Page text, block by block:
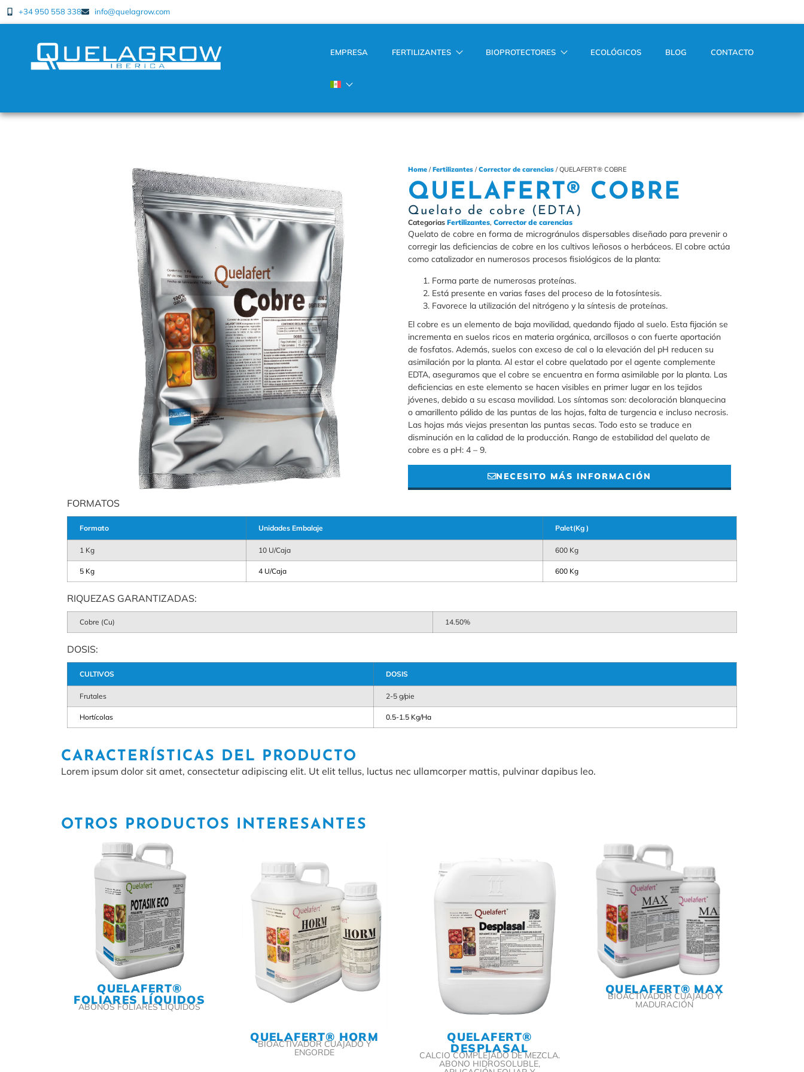
+34 950 558 338 info@quelagrow.com
EMPRESA FERTILIZANTES BIOPROTECTORES ECOLÓGICOS BLOG CONTACTO
Home /Fertilizantes /Corrector de carencias / QUELAFERT® COBRE
QUELAFERT® COBRE
Quelato de cobre (EDTA)
Categorias Fertilizantes, Corrector de carencias
Quelato de cobre en forma de microgránulos dispersables diseñado para prevenir o
corregir las deficiencias de cobre en los cultivos leñosos o herbáceos. El cobre actúa
como catalizador en numerosos procesos fisiológicos de la planta:
Forma parte de numerosas proteínas.
Está presente en varias fases del proceso de la fotosíntesis.
Favorece la utilización del nitrógeno y la síntesis de proteínas.
El cobre es un elemento de baja movilidad, quedando fijado al suelo. Esta fijación se
incrementa en suelos ricos en materia orgánica, arcillosos o con fuerte aportación
de fosfatos. Además, suelos con exceso de cal o la elevación del pH reducen su
asimilación por la planta. Al estar el cobre quelatado por el agente complemente
EDTA, aseguramos que el cobre se encuentra en forma asimilable por la planta. Las
deficiencias en este elemento se hacen visibles en primer lugar en los tejidos
jóvenes, debido a su escasa movilidad. Los síntomas son: decoloración blanquecina
o amarillento pálido de las puntas de las hojas, falta de turgencia e incluso necrosis.
Las hojas más viejas presentan las puntas secas. Todo esto se traduce en
disminución en la calidad de la producción. Rango de estabilidad del quelato de
cobre es a pH: 4 – 9.
NECESITO MÁS INFORMACIÓN
FORMATOS
Formato Unidades Embalaje Palet(Kg )
1 Kg 10 U/Caja 600 Kg
5 Kg 4 U/Caja 600 Kg
RIQUEZAS GARANTIZADAS:
Cobre (Cu) 14.50%
DOSIS:
CULTIVOS DOSIS
Frutales 2-5 g/pie
Hortícolas 0.5-1.5 Kg/Ha
CARACTERÍSTICAS DEL PRODUCTO
Lorem ipsum dolor sit amet, consectetur adipiscing elit. Ut elit tellus, luctus nec ullamcorper mattis, pulvinar dapibus leo.
OTROS PRODUCTOS INTERESANTES
QUELAFERT®
FOLIARES LÍQUIDOS
ABONOS FOLIARES LÍQUIDOS
QUELAFERT® HORM
BIOACTIVADOR CUAJADO Y
ENGORDE
QUELAFERT®
DESPLASAL
CALCIO COMPLEJADO DE MEZCLA.
ABONO HIDROSOLUBLE,
QUELAFERT® MAX
BIOACTIVADOR CUAJADO Y
MADURACIÓN